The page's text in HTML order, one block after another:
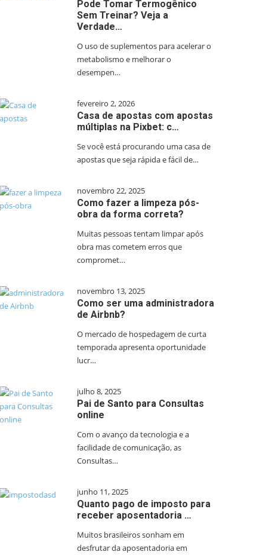
Pode Tomar Termogênico
Sem Treinar? Veja a
Verdade…
O uso de suplementos para acelerar o
metabolismo e melhorar o
desempen…
fevereiro 2, 2026
Casa de apostas com apostas
múltiplas na Pixbet: c…
Se você está procurando uma casa de
apostas que seja rápida e fácil de…
novembro 22, 2025
Como fazer a limpeza pós-
obra da forma correta?
Muitas pessoas tentam limpar após
obra mas cometem erros que
compromet…
novembro 13, 2025
Como ser uma administradora
de Airbnb?
O mercado de hospedagem de curta
temporada apresenta oportunidade
lucr…
julho 8, 2025
Pai de Santo para Consultas
online
Com o avanço da tecnologia e a
facilidade de comunicação, as
Consultas…
junho 11, 2025
Quanto pago de imposto para
receber aposentadoria …
Muitos brasileiros sonham em
desfrutar da aposentadoria em